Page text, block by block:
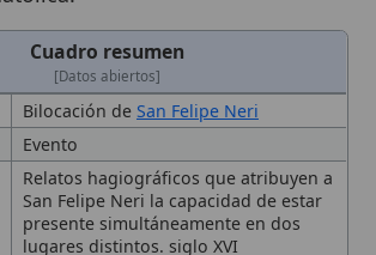
Evento
Relatos hagiográficos que atribuyen a
San Felipe Neri la capacidad de estar
presente simultáneamente en dos
lugares distintos. siglo XVI
22 July 1515
Florencia, Italia